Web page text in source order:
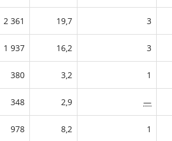
2 361 19,7 3
1 937 16,2 3
380 3,2 1
348 2,9 —
978 8,2 1